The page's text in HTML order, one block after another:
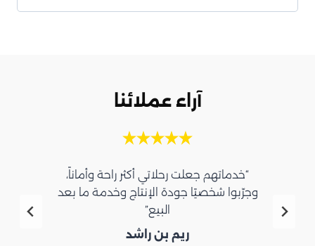
آراء عملائنا
“خدماتهم جعلت رحلاتي أكثر راحة وأماناً،
وجرّبوا شخصيًا جودة الإنتاج وخدمة ما بعد
البيع”
ريم بن راشد